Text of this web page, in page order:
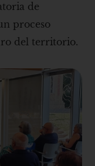
de
proceso
del territorio.